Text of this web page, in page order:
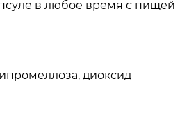
в любое время с пищей
диоксид